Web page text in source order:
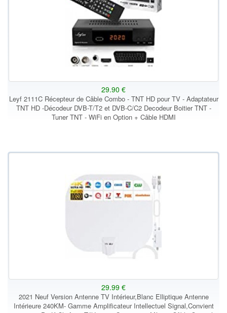
29.90 €
Leyf 2111C Récepteur de Câble Combo - TNT HD pour TV - Adaptateur
TNT HD -Décodeur DVB-T/T2 et DVB-C/C2 Decodeur Boitier TNT -
Tuner TNT - WiFi en Option + Câble HDMI
29.99 €
2021 Neuf Version Antenne TV Intérieur,Blanc Elliptique Antenne
Intérieure 240KM- Gamme Amplificateur Intellectuel Signal,Convient